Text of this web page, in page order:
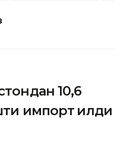
10,6
импорт қилди